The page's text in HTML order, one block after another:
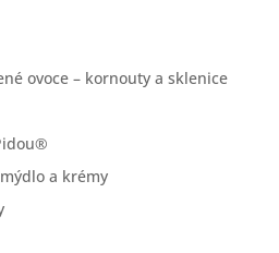
ovoce – kornouty a sklenice
a krémy